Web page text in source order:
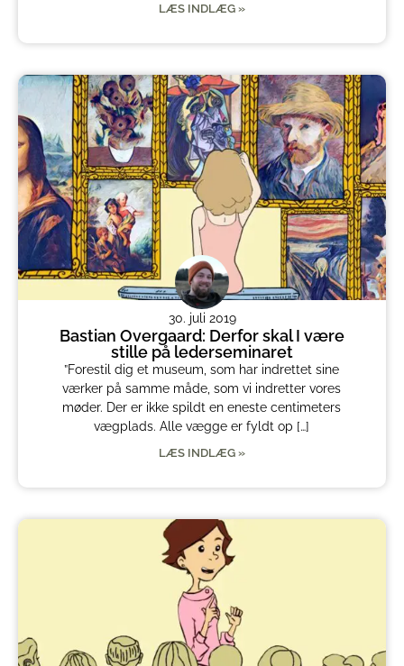
LÆS INDLÆG »
30. juli 2019
Bastian Overgaard: Derfor skal I være
stille på lederseminaret
”Forestil dig et museum, som har indrettet sine
værker på samme måde, som vi indretter vores
møder. Der er ikke spildt en eneste centimeters
vægplads. Alle vægge er fyldt op […]
LÆS INDLÆG »